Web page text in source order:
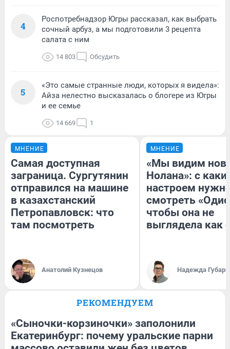
4
Роспотребнадзор Югры рассказал, как выбрать
сочный арбуз, а мы подготовили 3 рецепта
салата с ним
14 803 Обсудить
5
«Это самые странные люди, которых я видела»:
Айза нелестно высказалась о блогере из Югры
и ее семье
14 669 1
МНЕНИЕ
Самая доступная
заграница. Сургутянин
отправился на машине
в казахстанский
Петропавловск: что
там посмотреть
Анатолий Кузнецов
МНЕНИЕ
«Мы видим
Нолана»: с
настроем
смотреть
чтобы она не
выглядела как
Надежда Губарь
РЕКОМЕНДУЕМ
«Сыночки-корзиночки» заполонили
Екатеринбург: почему уральские парни